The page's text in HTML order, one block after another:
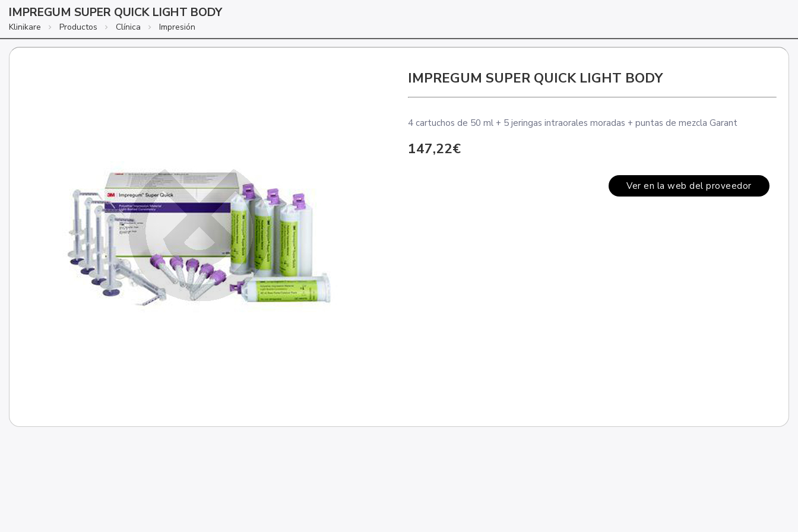
IMPREGUM SUPER QUICK LIGHT BODY
Klinikare Productos Clínica Impresión
IMPREGUM SUPER QUICK LIGHT BODY
4 cartuchos de 50 ml + 5 jeringas intraorales moradas + puntas de mezcla Garant
147,22€
Ver en la web del proveedor